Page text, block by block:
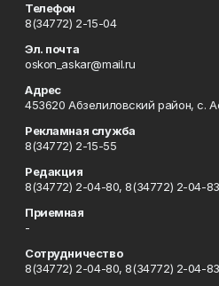
Телефон
8(34772) 2-15-04
Эл. почта
oskon_askar@mail.ru
Адрес
453620 Абзелиловский район, с.
Рекламная служба
8(34772) 2-15-55
Редакция
8(34772) 2-04-80, 8(34772) 2-04-83
Приемная
-
Сотрудничество
8(34772) 2-04-80, 8(34772) 2-04-83